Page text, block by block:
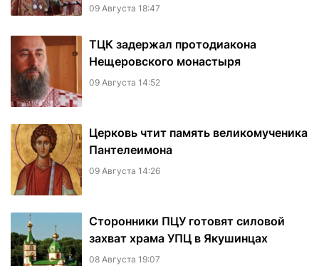
09 Августа 18:47
ТЦК задержал протодиакона
Нещеровского монастыря
09 Августа 14:52
Церковь чтит память великомученика
Пантелеимона
09 Августа 14:26
Сторонники ПЦУ готовят силовой
захват храма УПЦ в Якушинцах
08 Августа 19:07